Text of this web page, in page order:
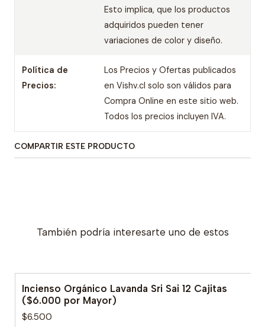
Esto implica, que los productos
adquiridos pueden tener
variaciones de color y diseño.
Política de
Precios:
Los Precios y Ofertas publicados
en Vishv.cl solo son válidos para
Compra Online en este sitio web.
Todos los precios incluyen IVA.
COMPARTIR ESTE PRODUCTO
También podría interesarte uno de estos
Incienso Orgánico Lavanda Sri Sai 12 Cajitas
($6.000 por Mayor)
$6.500